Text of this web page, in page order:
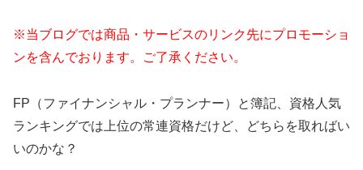
※当ブログでは商品・サービスのリンク先にプロモーショ
ンを含んでおります。ご了承ください。
FP（ファイナンシャル・プランナー）と簿記、資格人気
ランキングでは上位の常連資格だけど、どちらを取ればい
いのかな？